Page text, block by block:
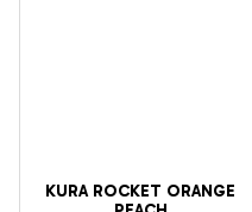
KURA ROCKET ORANGE